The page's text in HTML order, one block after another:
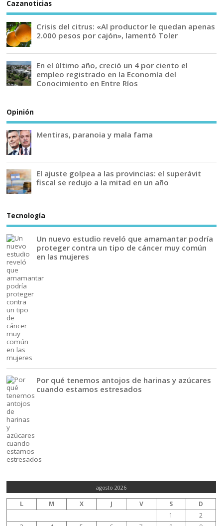
Cazanoticias
Crisis del citrus: «Al productor le quedan apenas
2.000 pesos por cajón», lamentó Toler
En el último año, creció un 4 por ciento el
empleo registrado en la Economía del
Conocimiento en Entre Ríos
Opinión
Mentiras, paranoia y mala fama
El ajuste golpea a las provincias: el superávit
fiscal se redujo a la mitad en un año
Tecnología
Un nuevo estudio reveló que amamantar podría
proteger contra un tipo de cáncer muy común
en las mujeres
Por qué tenemos antojos de harinas y azúcares
cuando estamos estresados
agosto 2026
L M X J V S
D
1
2